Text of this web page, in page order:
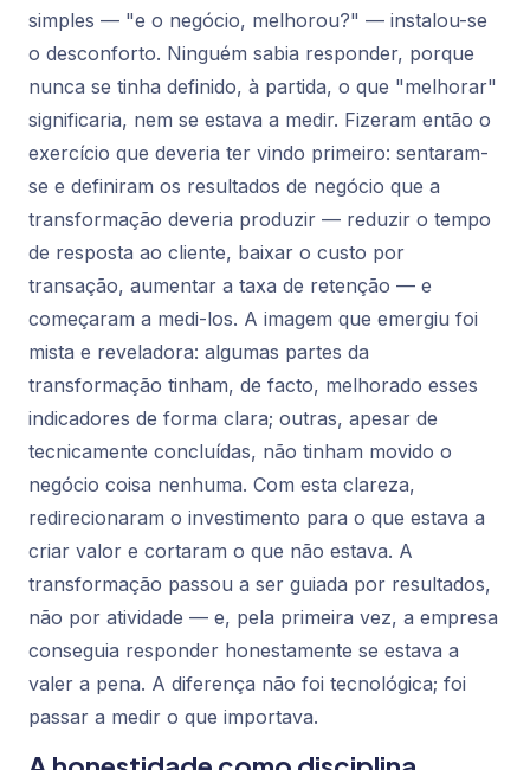
simples — "e o negócio, melhorou?" — instalou-se
o desconforto. Ninguém sabia responder, porque
nunca se tinha definido, à partida, o que "melhorar"
significaria, nem se estava a medir. Fizeram então o
exercício que deveria ter vindo primeiro: sentaram-
se e definiram os resultados de negócio que a
transformação deveria produzir — reduzir o tempo
de resposta ao cliente, baixar o custo por
transação, aumentar a taxa de retenção — e
começaram a medi-los. A imagem que emergiu foi
mista e reveladora: algumas partes da
transformação tinham, de facto, melhorado esses
indicadores de forma clara; outras, apesar de
tecnicamente concluídas, não tinham movido o
negócio coisa nenhuma. Com esta clareza,
redirecionaram o investimento para o que estava a
criar valor e cortaram o que não estava. A
transformação passou a ser guiada por resultados,
não por atividade — e, pela primeira vez, a empresa
conseguia responder honestamente se estava a
valer a pena. A diferença não foi tecnológica; foi
passar a medir o que importava.